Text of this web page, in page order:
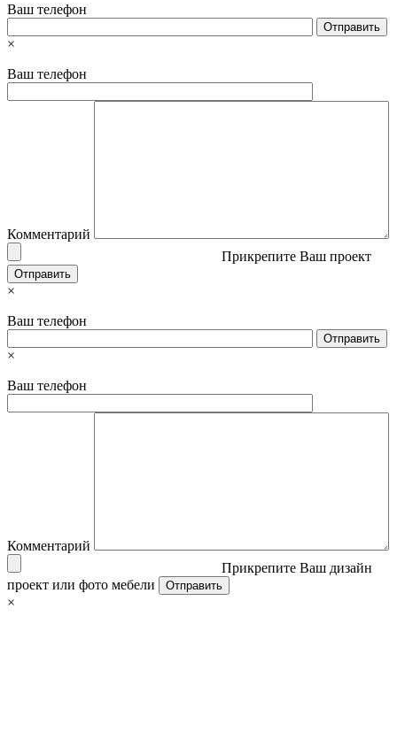
Ваш телефон
×
Ваш телефон
Комментарий
Прикрепите Ваш проект
×
Ваш телефон
×
Ваш телефон
Комментарий
Прикрепите Ваш дизайн
проект или фото мебели
×